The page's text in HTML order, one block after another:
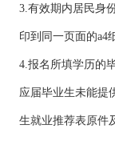
3.有效期内居民身
印到同一页面的a4
4.报名所填学历的
应届毕业生未能提
生就业推荐表原件